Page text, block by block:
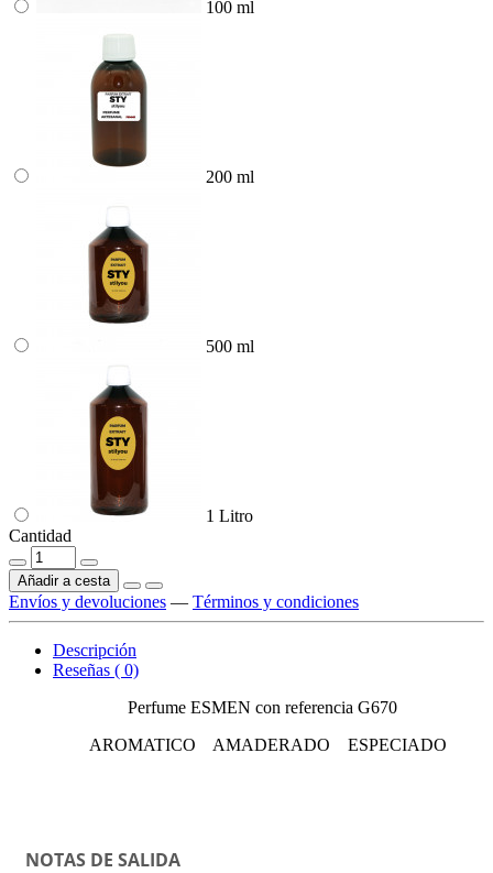
100 ml
200 ml
500 ml
1 Litro
Cantidad
Añadir a cesta
Envíos y devoluciones — Términos y condiciones
Descripción
Reseñas ( 0)
Perfume ESMEN con referencia G670
AROMATICO AMADERADO ESPECIADO
NOTAS DE SALIDA